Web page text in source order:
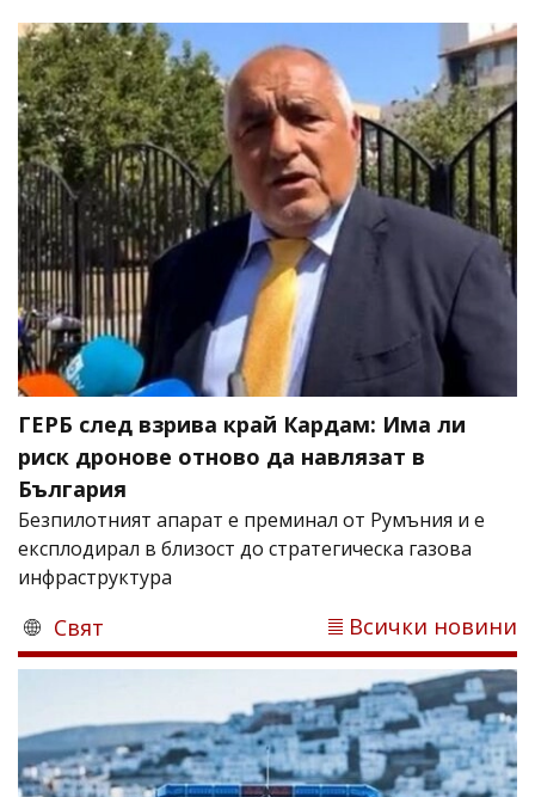
ГЕРБ след взрива край Кардам: Има ли
риск дронове отново да навлязат в
България
Безпилотният апарат е преминал от Румъния и е
експлодирал в близост до стратегическа газова
инфраструктура
Свят Всички новини